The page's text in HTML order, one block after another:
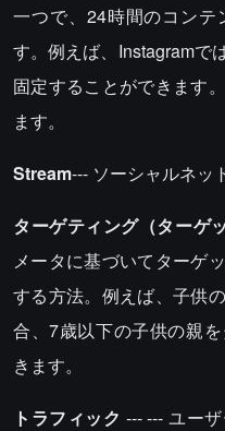
一つで、24時間のコンテ
す。例えば、Instagramで
固定することができます
ます。
Stream--- ソーシャルネッ
ターゲティング（ターゲ
メータに基づいてターゲ
する方法。例えば、子供
合、7歳以下の子供の親
きます。
トラフィック --- --- ユー